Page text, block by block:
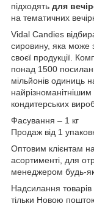
підходять для
на тематичних
Vidal Candies
сировину, яка може
своєї продукції.
понад 1500
мільйонів одиниць
кондитерських
Фасування – 1 кг
Продаж від 1
Оптовим клієнтам
асортименті, для
менеджером будь-
Надсилання товарів
тільки Новою